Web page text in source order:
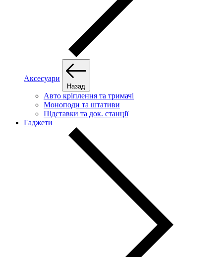
Аксесуари
Назад
Авто кріплення та тримачі
Моноподи та штативи
Підставки та док. станції
Гаджети